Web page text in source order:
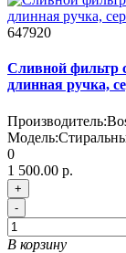
647920
Сливной фильтр
длинная ручка,
Производитель:
Модель:
0
1 500.00 р.
+
-
В корзину